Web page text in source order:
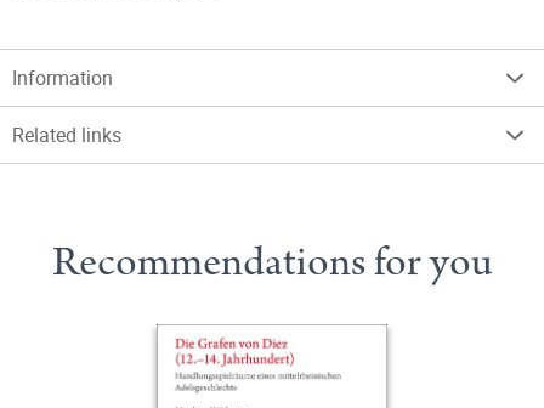
Information
Related links
Recommendations for you